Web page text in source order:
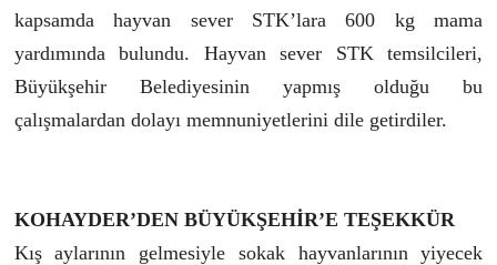
kapsamda hayvan sever STK’lara 600 kg mama
yardımında bulundu. Hayvan sever STK temsilcileri,
Büyükşehir Belediyesinin yapmış olduğu bu
çalışmalardan dolayı memnuniyetlerini dile getirdiler.
KOHAYDER’DEN BÜYÜKŞEHİR’E TEŞEKKÜR
Kış aylarının gelmesiyle sokak hayvanlarının yiyecek